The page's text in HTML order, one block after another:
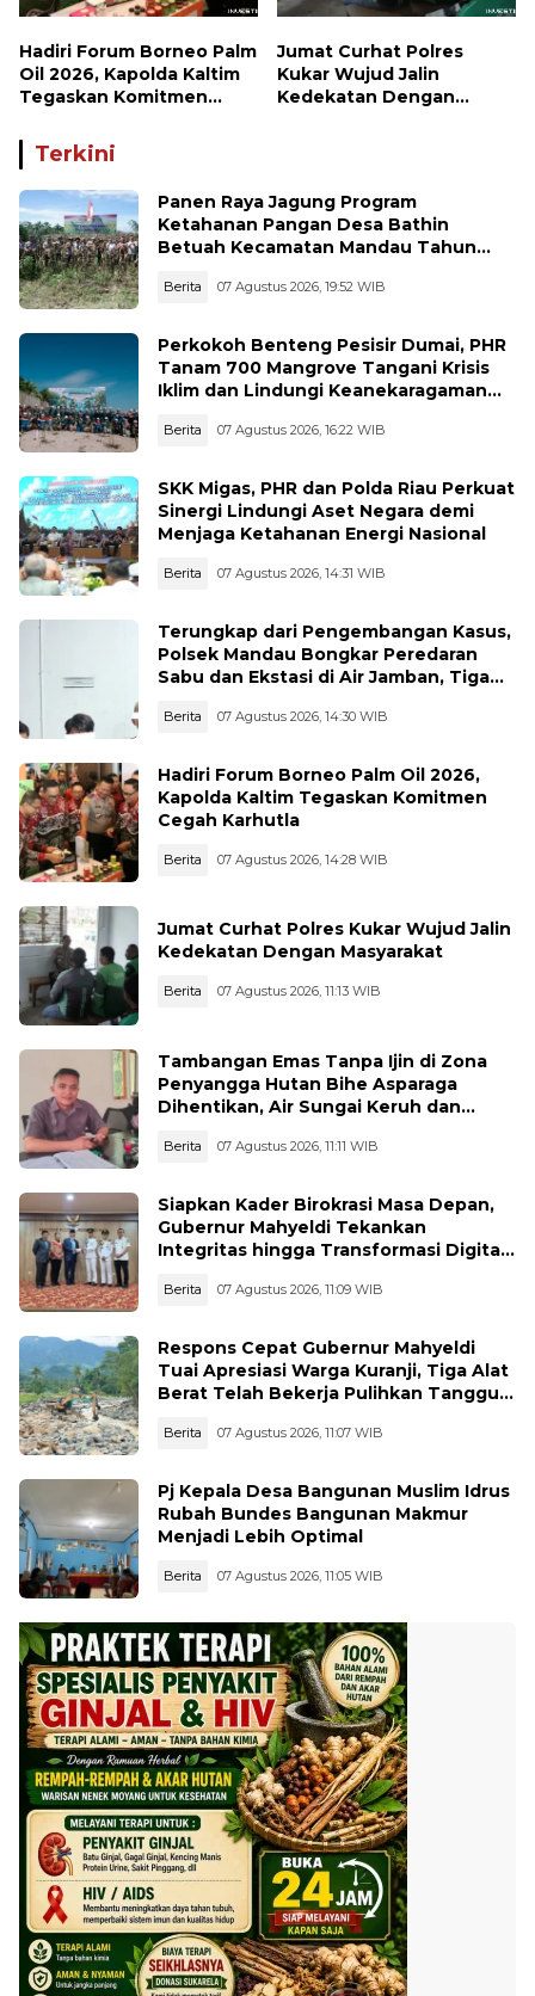
Hadiri Forum Borneo Palm
Oil 2026, Kapolda Kaltim
Tegaskan Komitmen
Jumat Curhat Polres
Kukar Wujud Jalin
Kedekatan Dengan
Terkini
Panen Raya Jagung Program
Ketahanan Pangan Desa Bathin
Betuah Kecamatan Mandau Tahun
Berita 07 Agustus 2026, 19:52 WIB
Perkokoh Benteng Pesisir Dumai, PHR
Tanam 700 Mangrove Tangani Krisis
Iklim dan Lindungi Keanekaragaman
Berita 07 Agustus 2026, 16:22 WIB
SKK Migas, PHR dan Polda Riau Perkuat
Sinergi Lindungi Aset Negara demi
Menjaga Ketahanan Energi Nasional
Berita 07 Agustus 2026, 14:31 WIB
Terungkap dari Pengembangan Kasus,
Polsek Mandau Bongkar Peredaran
Sabu dan Ekstasi di Air Jamban, Tiga
Berita 07 Agustus 2026, 14:30 WIB
Hadiri Forum Borneo Palm Oil 2026,
Kapolda Kaltim Tegaskan Komitmen
Cegah Karhutla
Berita 07 Agustus 2026, 14:28 WIB
Jumat Curhat Polres Kukar Wujud Jalin
Kedekatan Dengan Masyarakat
Berita 07 Agustus 2026, 11:13 WIB
Tambangan Emas Tanpa Ijin di Zona
Penyangga Hutan Bihe Asparaga
Dihentikan, Air Sungai Keruh dan
Berita 07 Agustus 2026, 11:11 WIB
Siapkan Kader Birokrasi Masa Depan,
Gubernur Mahyeldi Tekankan
Integritas hingga Transformasi Digital
Berita 07 Agustus 2026, 11:09 WIB
Respons Cepat Gubernur Mahyeldi
Tuai Apresiasi Warga Kuranji, Tiga Alat
Berat Telah Bekerja Pulihkan Tanggul
Berita 07 Agustus 2026, 11:07 WIB
Pj Kepala Desa Bangunan Muslim Idrus
Rubah Bundes Bangunan Makmur
Menjadi Lebih Optimal
Berita 07 Agustus 2026, 11:05 WIB